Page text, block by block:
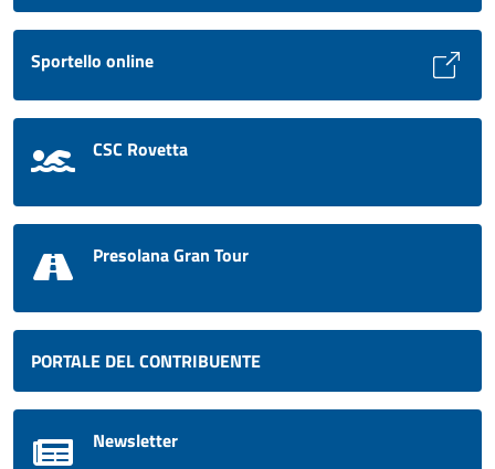
Sportello online
CSC Rovetta
Presolana Gran Tour
PORTALE DEL CONTRIBUENTE
Newsletter